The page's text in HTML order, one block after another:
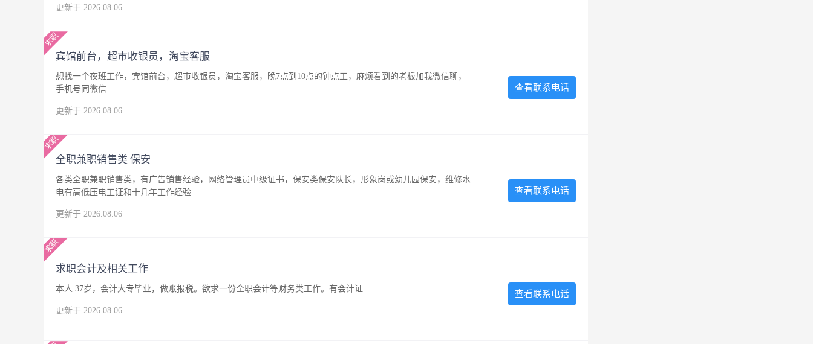
更新于 2026.08.06
宾馆前台，超市收银员，淘宝客服
想找一个夜班工作，宾馆前台，超市收银员，淘宝客服，晚7点到10点的钟点工，麻烦看到的老板加我微信聊，
手机号同微信
更新于 2026.08.06
查看联系电话
全职兼职销售类 保安
各类全职兼职销售类，有广告销售经验，网络管理员中级证书，保安类保安队长，形象岗或幼儿园保安，维修水
电有高低压电工证和十几年工作经验
更新于 2026.08.06
查看联系电话
求职会计及相关工作
本人 37岁，会计大专毕业，做账报税。欲求一份全职会计等财务类工作。有会计证
更新于 2026.08.06
查看联系电话